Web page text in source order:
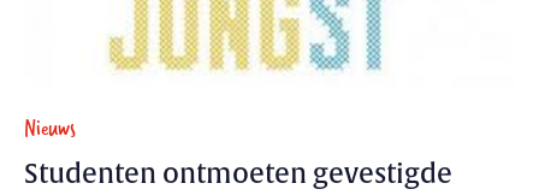
Nieuws
Studenten ontmoeten gevestigde